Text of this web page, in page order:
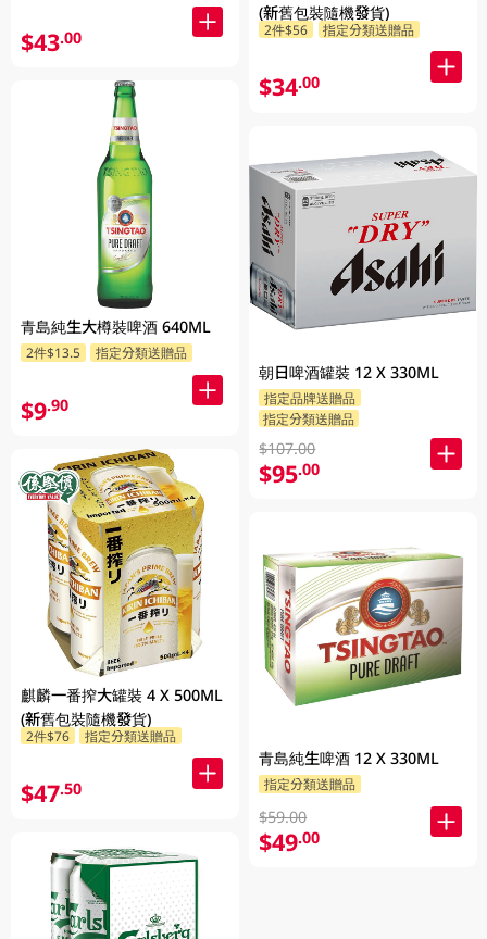
$43.00
青島純生大樽裝啤酒 640ML
2件$13.5 指定分類送贈品
$9.90
麒麟一番搾大罐裝 4 X 500ML
(新舊包裝隨機發貨)
2件$76 指定分類送贈品
$47.50
(新舊包裝隨機發貨)
2件$56 指定分類送贈品
$34.00
朝日啤酒罐裝 12 X 330ML
指定品牌送贈品
指定分類送贈品
$107.00
$95.00
青島純生啤酒 12 X 330ML
指定分類送贈品
$59.00
$49.00